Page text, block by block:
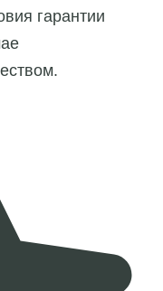
гарантии